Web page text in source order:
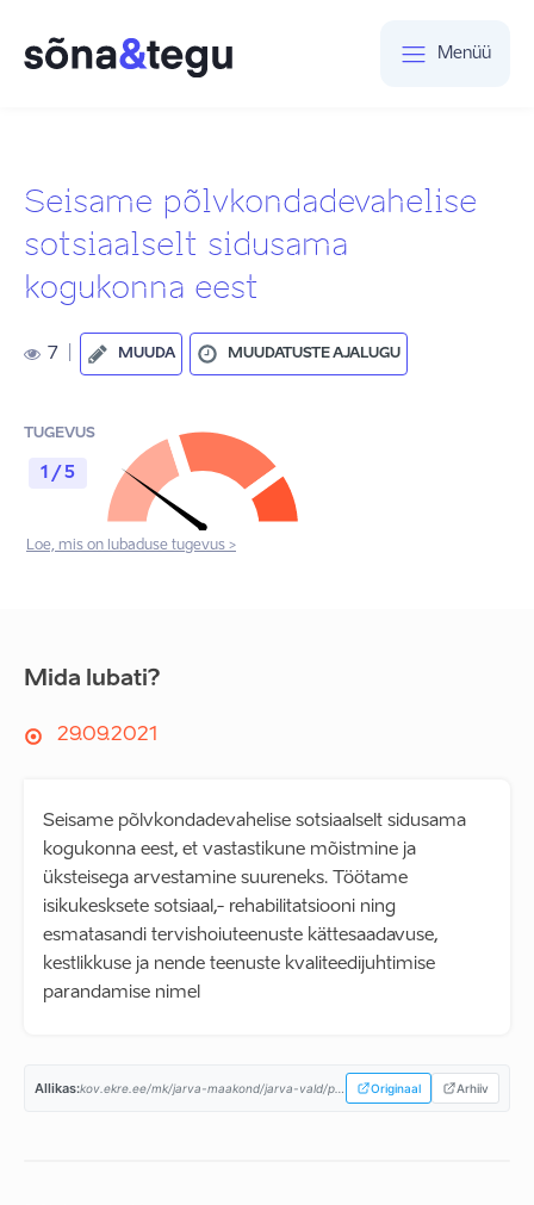
Menüü
Seisame põlvkondadevahelise
sotsiaalselt sidusama
kogukonna eest
7 MUUDA MUUDATUSTE AJALUGU
TUGEVUS
1 / 5
Loe, mis on lubaduse tugevus >
Mida lubati?
29.09.2021
Seisame põlvkondadevahelise sotsiaalselt sidusama
kogukonna eest, et vastastikune mõistmine ja
üksteisega arvestamine suureneks. Töötame
isikukesksete sotsiaal,- rehabilitatsiooni ning
esmatasandi tervishoiuteenuste kättesaadavuse,
kestlikkuse ja nende teenuste kvaliteedijuhtimise
parandamise nimel
Allikas: Originaal Arhiiv